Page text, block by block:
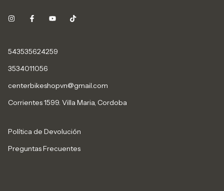
543535624259
3534011056
centerbikeshopvn@gmail.com
Corrientes 1599. Villa Maria, Cordoba
Política de Devolución
Preguntas Frecuentes